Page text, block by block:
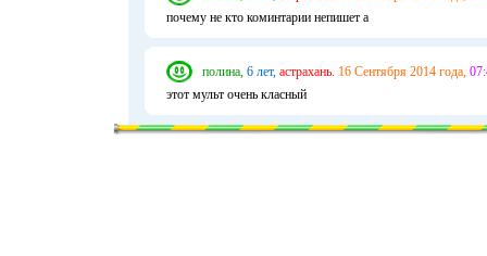
почему не кто коминтарии непишет а
полина, 6 лет, астрахань. 16 Сентября 2014 года,
этот мульт очень класный